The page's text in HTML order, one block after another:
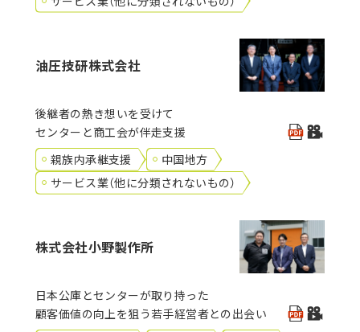
油圧技研株式会社
後継者の熱き想いを受けて
センターと商工会が伴走支援
親族内承継支援
中国地方
サービス業（他に分類されないもの）
株式会社小野製作所
日本公庫とセンターが取り持った
顧客価値の向上を狙う若手経営者との出会い